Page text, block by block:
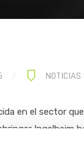
NOTICIAS
en el sector
Ingelheim
original es